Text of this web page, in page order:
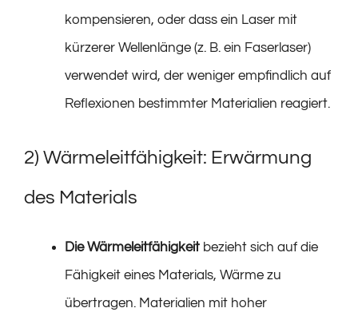
kompensieren, oder dass ein Laser mit
kürzerer Wellenlänge (z. B. ein Faserlaser)
verwendet wird, der weniger empfindlich auf
Reflexionen bestimmter Materialien reagiert.
2) Wärmeleitfähigkeit: Erwärmung
des Materials
Die Wärmeleitfähigkeit bezieht sich auf die
Fähigkeit eines Materials, Wärme zu
übertragen. Materialien mit hoher